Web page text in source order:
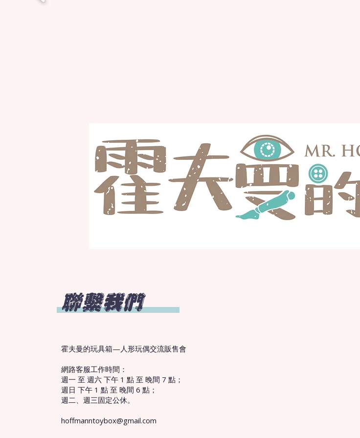
聯繫我們
霍夫曼的玩具箱—人形玩偶交流販售會
網路客服工作時間：
週一 至 週六 下午 1 點 至 晚間 7 點；
週日 下午 1 點 至 晚間 6 點；
週二、週三固定公休。
hoffmanntoybox@gmail.com